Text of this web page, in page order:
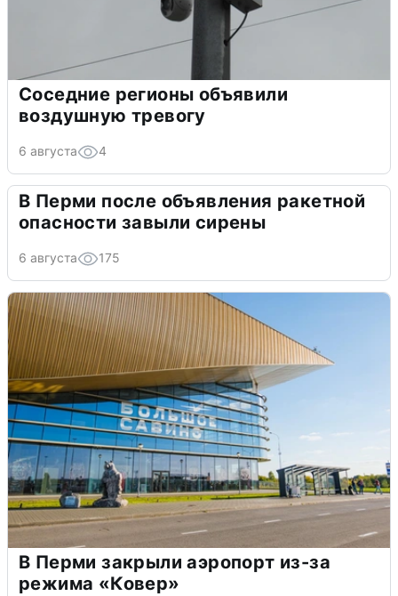
Соседние регионы объявили
воздушную тревогу
6 августа 4
В Перми после объявления ракетной
опасности завыли сирены
6 августа 175
В Перми закрыли аэропорт из-за
режима «Ковер»